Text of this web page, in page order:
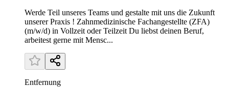
Werde Teil unseres Teams und gestalte mit uns die Zukunft
unserer Praxis ! Zahnmedizinische Fachangestellte (ZFA)
(m/w/d) in Vollzeit oder Teilzeit Du liebst deinen Beruf,
arbeitest gerne mit Mensc...
Entfernung